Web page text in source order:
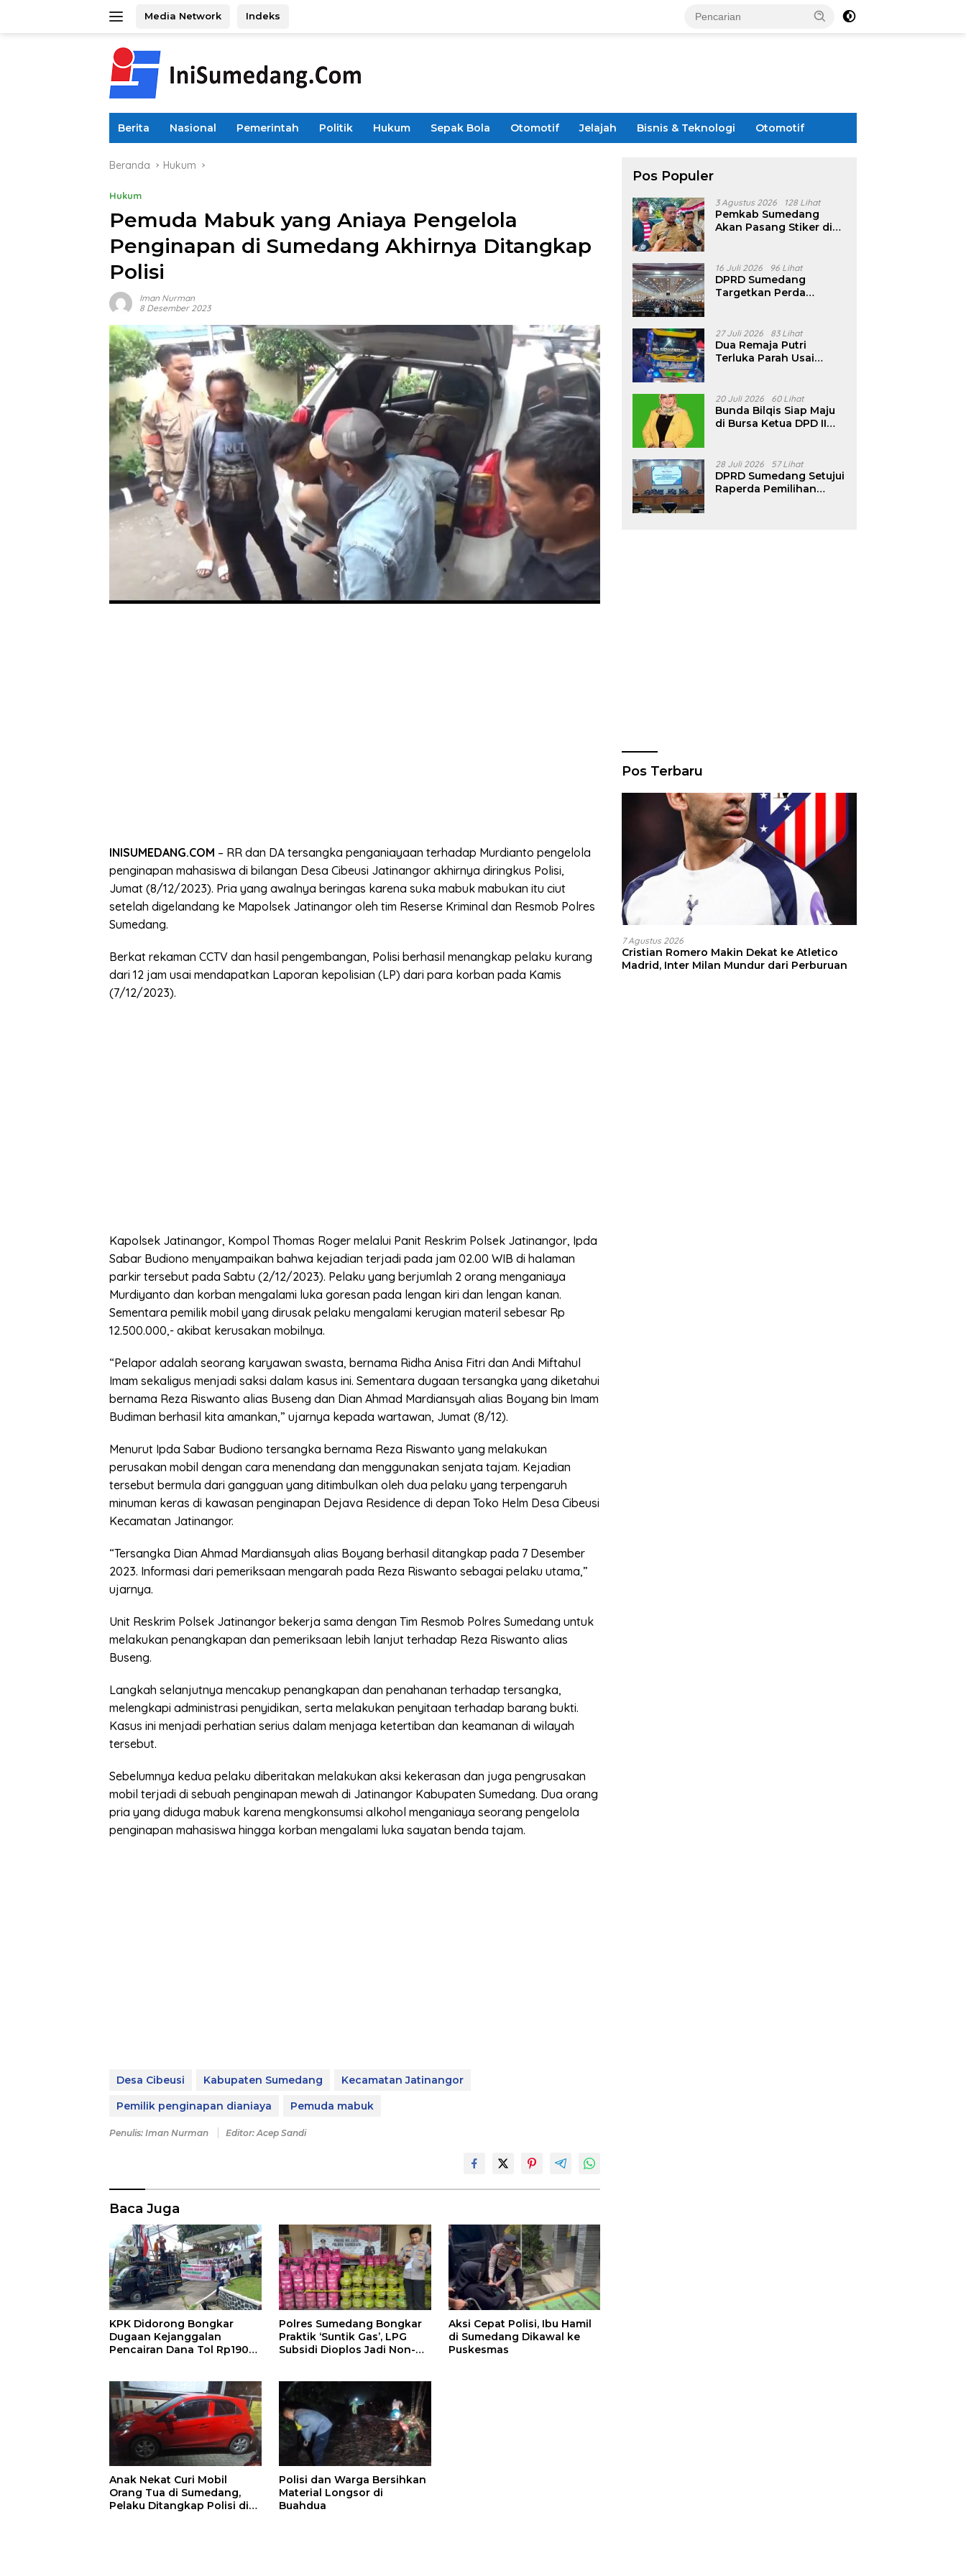
Media Network Indeks
Berita Nasional Pemerintah Politik Hukum Sepak Bola Otomotif Jelajah Bisnis & Teknologi Otomotif
Beranda Hukum
Hukum
Pemuda Mabuk yang Aniaya Pengelola
Penginapan di Sumedang Akhirnya Ditangkap
Polisi
Iman Nurman
8 Desember 2023
INISUMEDANG.COM – RR dan DA tersangka penganiayaan terhadap Murdianto pengelola
penginapan mahasiswa di bilangan Desa Cibeusi Jatinangor akhirnya diringkus Polisi,
Jumat (8/12/2023). Pria yang awalnya beringas karena suka mabuk mabukan itu ciut
setelah digelandang ke Mapolsek Jatinangor oleh tim Reserse Kriminal dan Resmob Polres
Sumedang.
Berkat rekaman CCTV dan hasil pengembangan, Polisi berhasil menangkap pelaku kurang
dari 12 jam usai mendapatkan Laporan kepolisian (LP) dari para korban pada Kamis
(7/12/2023).
Kapolsek Jatinangor, Kompol Thomas Roger melalui Panit Reskrim Polsek Jatinangor, Ipda
Sabar Budiono menyampaikan bahwa kejadian terjadi pada jam 02.00 WIB di halaman
parkir tersebut pada Sabtu (2/12/2023). Pelaku yang berjumlah 2 orang menganiaya
Murdiyanto dan korban mengalami luka goresan pada lengan kiri dan lengan kanan.
Sementara pemilik mobil yang dirusak pelaku mengalami kerugian materil sebesar Rp
12.500.000,- akibat kerusakan mobilnya.
“Pelapor adalah seorang karyawan swasta, bernama Ridha Anisa Fitri dan Andi Miftahul
Imam sekaligus menjadi saksi dalam kasus ini. Sementara dugaan tersangka yang diketahui
bernama Reza Riswanto alias Buseng dan Dian Ahmad Mardiansyah alias Boyang bin Imam
Budiman berhasil kita amankan,” ujarnya kepada wartawan, Jumat (8/12).
Menurut Ipda Sabar Budiono tersangka bernama Reza Riswanto yang melakukan
perusakan mobil dengan cara menendang dan menggunakan senjata tajam. Kejadian
tersebut bermula dari gangguan yang ditimbulkan oleh dua pelaku yang terpengaruh
minuman keras di kawasan penginapan Dejava Residence di depan Toko Helm Desa Cibeusi
Kecamatan Jatinangor.
“Tersangka Dian Ahmad Mardiansyah alias Boyang berhasil ditangkap pada 7 Desember
2023. Informasi dari pemeriksaan mengarah pada Reza Riswanto sebagai pelaku utama,”
ujarnya.
Unit Reskrim Polsek Jatinangor bekerja sama dengan Tim Resmob Polres Sumedang untuk
melakukan penangkapan dan pemeriksaan lebih lanjut terhadap Reza Riswanto alias
Buseng.
Langkah selanjutnya mencakup penangkapan dan penahanan terhadap tersangka,
melengkapi administrasi penyidikan, serta melakukan penyitaan terhadap barang bukti.
Kasus ini menjadi perhatian serius dalam menjaga ketertiban dan keamanan di wilayah
tersebut.
Sebelumnya kedua pelaku diberitakan melakukan aksi kekerasan dan juga pengrusakan
mobil terjadi di sebuah penginapan mewah di Jatinangor Kabupaten Sumedang. Dua orang
pria yang diduga mabuk karena mengkonsumsi alkohol menganiaya seorang pengelola
penginapan mahasiswa hingga korban mengalami luka sayatan benda tajam.
Desa Cibeusi Kabupaten Sumedang
Kecamatan Jatinangor
Pemilik penginapan dianiaya
Pemuda mabuk
Penulis: Iman Nurman Editor: Acep Sandi
Baca Juga
KPK Didorong Bongkar
Dugaan Kejanggalan
Pencairan Dana Tol Rp190
Polres Sumedang Bongkar
Praktik ‘Suntik Gas’, LPG
Subsidi Dioplos Jadi Non-
Aksi Cepat Polisi, Ibu Hamil
di Sumedang Dikawal ke
Puskesmas
Anak Nekat Curi Mobil
Orang Tua di Sumedang,
Pelaku Ditangkap Polisi di
Polisi dan Warga Bersihkan
Material Longsor di
Buahdua
Pos Populer
3 Agustus 2026 128 Lihat
Pemkab Sumedang
Akan Pasang Stiker di
16 Juli 2026 96 Lihat
DPRD Sumedang
Targetkan Perda
Pencalonan Diperjelas
27 Juli 2026 83 Lihat
Dua Remaja Putri
Terluka Parah Usai
Tanjungsari Sumedang
20 Juli 2026 60 Lihat
Bunda Bilqis Siap Maju
di Bursa Ketua DPD II
28 Juli 2026 57 Lihat
DPRD Sumedang Setujui
Raperda Pemilihan
Pos Terbaru
7 Agustus 2026
Cristian Romero Makin Dekat ke Atletico
Madrid, Inter Milan Mundur dari Perburuan